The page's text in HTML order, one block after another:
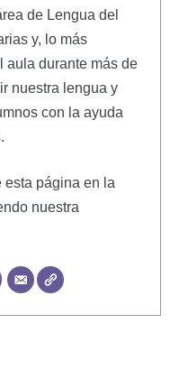
de Lengua del
y, lo más
aula durante más de
nuestra lengua y
con la ayuda
esta página en la
nuestra